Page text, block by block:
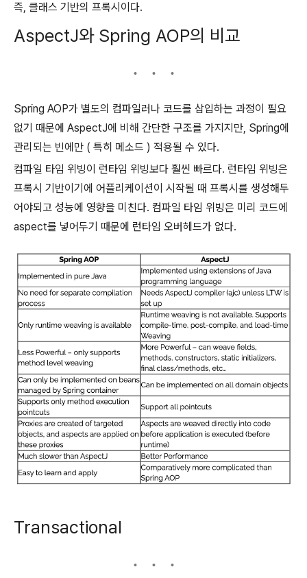
즉, 클래스 기반의 프록시이다.
AspectJ와 Spring AOP의 비교
Spring AOP가 별도의 컴파일러나 코드를 삽입하는 과정이 필요
없기 때문에 AspectJ에 비해 간단한 구조를 가지지만, Spring에
관리되는 빈에만 ( 특히 메소드 ) 적용될 수 있다.
컴파일 타임 위빙이 런타임 위빙보다 훨씬 빠르다. 런타임 위빙은
프록시 기반이기에 어플리케이션이 시작될 때 프록시를 생성해두
어야되고 성능에 영향을 미친다. 컴파일 타임 위빙은 미리 코드에
aspect를 넣어두기 때문에 런타임 오버헤드가 없다.
Transactional